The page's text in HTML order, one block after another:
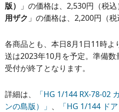
版）
」の価格は、2,530円（税
用ザク 」の価格は、2,200円（税
各商品とも、本日8月1日11時よ
送は2023年10月を予定。準備
受付が終了となります。
詳細は、
「HG 1/144 RX-78-02
ンの島版）」 、 「HG 1/144 ド